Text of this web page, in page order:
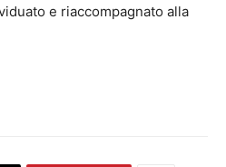
e riaccompagnato alla